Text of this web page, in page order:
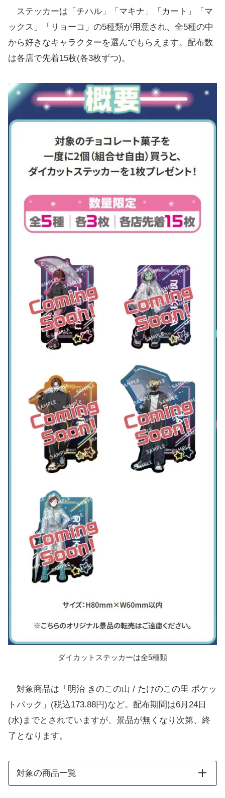
ステッカーは「チハル」「マキナ」「カート」「マ
ックス」「リョーコ」の5種類が用意され、全5種の中
から好きなキャラクターを選んでもらえます。配布数
は各店で先着15枚(各3枚ずつ)。
ダイカットステッカーは全5種類
対象商品は「明治 きのこの山 / たけのこの里 ポケッ
トパック」(税込173.88円)など。配布期間は6月24日
(水)までとされていますが、景品が無くなり次第、終
了となります。
対象の商品一覧